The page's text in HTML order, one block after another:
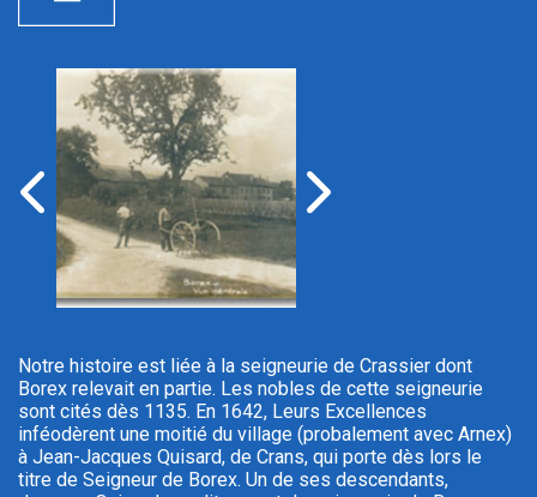
Notre histoire est liée à la seigneurie de Crassier dont
Borex relevait en partie. Les nobles de cette seigneurie
sont cités dès 1135. En 1642, Leurs Excellences
inféodèrent une moitié du village (probalement avec Arnex)
à Jean-Jacques Quisard, de Crans, qui porte dès lors le
titre de Seigneur de Borex. Un de ses descendants,